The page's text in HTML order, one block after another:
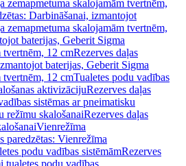
zemapmetuma skalojamām tvertnēm,
Darbināšanai, izmantojot
zemapmetuma skalojamām tvertnēm,
baterijas, Geberit Sigma
tvertnēm, 12 cmRezerves daļas
baterijas, Geberit Sigma
tvertnēm, 12 cmTualetes podu vadības
aktivizācijuRezerves daļas
sistēmas ar pneimatisku
režīmu skalošanaiRezerves daļas
Vienrežīma
paredzētas: Vienrežīma
podu vadības sistēmāmRezerves
tualetes podu vadības